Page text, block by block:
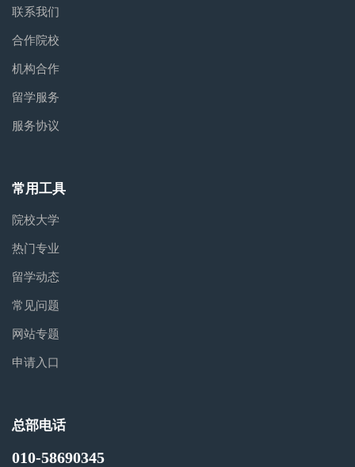
联系我们
合作院校
机构合作
留学服务
服务协议
常用工具
院校大学
热门专业
留学动态
常见问题
网站专题
申请入口
总部电话
010-58690345